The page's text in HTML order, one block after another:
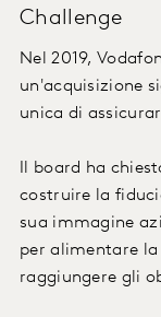
Challenge
Nel 2019,
un'acquisizione
unica di
Il board ha
costruire la
sua immagine
per alimentare
raggiungere gli